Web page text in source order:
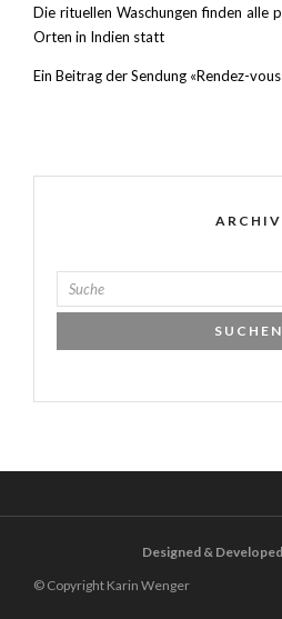
EMBED
Die rituellen Waschungen finden alle
Orten in Indien statt
Ein Beitrag der Sendung «Rendez-
ARCHIV
Designed &
© Copyright Karin Wenger